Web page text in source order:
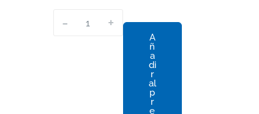
+
-
A
ñ
a
di
r
al
p
r
e